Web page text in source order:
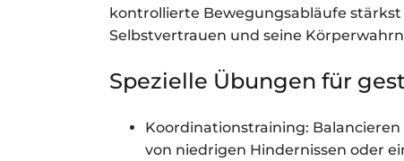
kontrollierte Bewegungsabläufe
Selbstvertrauen und seine
Spezielle Übungen für
Koordinationstraining:
von niedrigen Hindernissen oder